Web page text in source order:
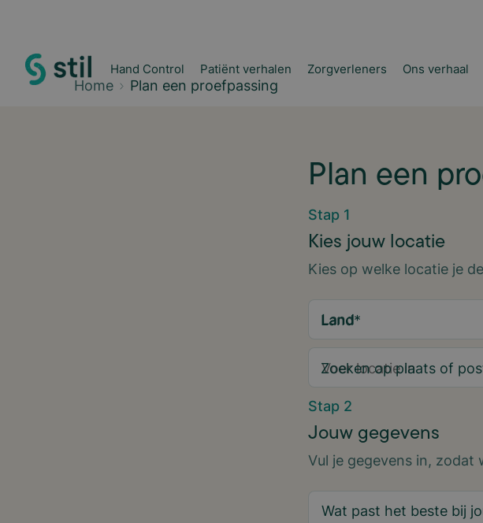
Hand Control Patiënt verhalen Zorgverleners Ons verhaal
Home Plan een proefpassing
Plan een
Stap 1
Kies jouw locatie
Kies op welke locatie je
Land*
Zoeken op plaats of
Stap 2
Jouw gegevens
Vul je gegevens in,